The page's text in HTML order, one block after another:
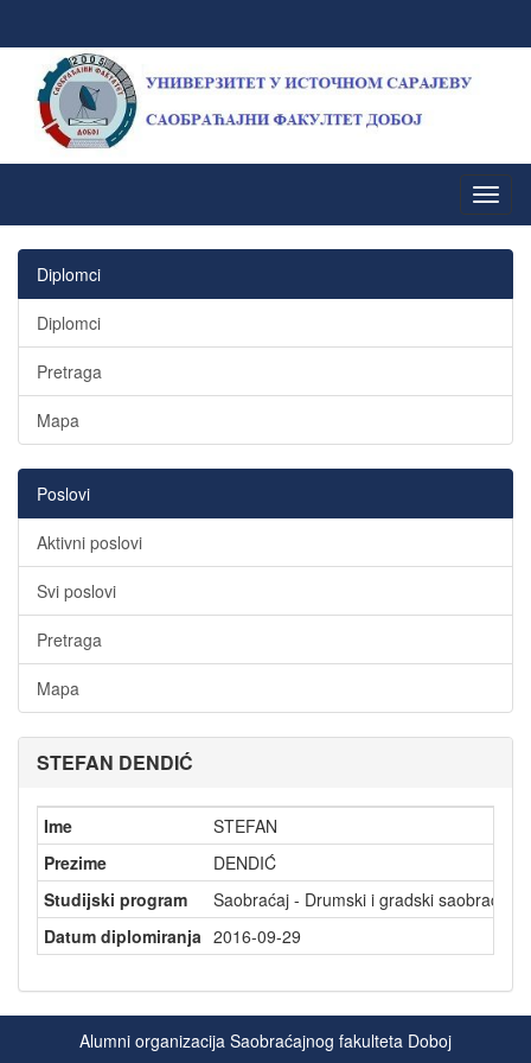
Diplomci
Diplomci
Pretraga
Mapa
Poslovi
Aktivni poslovi
Svi poslovi
Pretraga
Mapa
STEFAN DENDIĆ
Ime
STEFAN
Prezime
DENDIĆ
Studijski program
Saobraćaj - Drumski i gradski saobraćaj
Datum diplomiranja 2016-09-29
Alumni organizacija Saobraćajnog fakulteta Doboj